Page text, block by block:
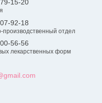
15-20
92-18
производственный отдел
56-56
лекарственных форм